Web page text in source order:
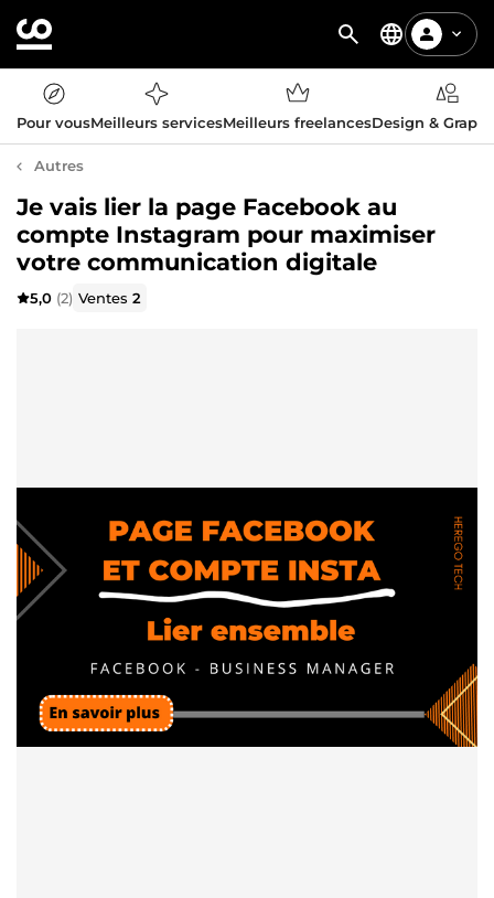
Pour vousMeilleurs servicesMeilleurs freelancesDesign &
Autres
Je vais lier la page Facebook au
compte Instagram pour maximiser
votre communication digitale
5,0 (2) Ventes2